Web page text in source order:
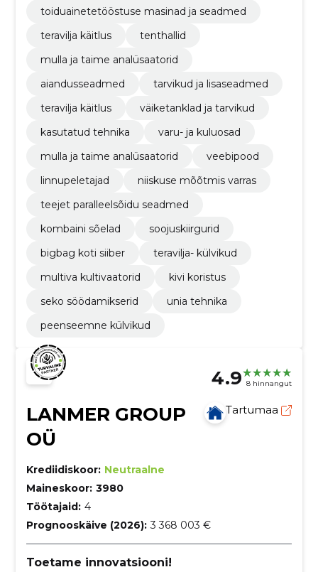
toiduainetetööstuse masinad ja seadmed
teravilja käitlus
tenthallid
mulla ja taime analüsaatorid
aiandusseadmed
tarvikud ja lisaseadmed
teravilja käitlus
väiketanklad ja tarvikud
kasutatud tehnika
varu- ja kuluosad
mulla ja taime analüsaatorid
veebipood
linnupeletajad
niiskuse mõõtmis varras
teejet paralleelsõidu seadmed
kombaini sõelad
soojuskiirgurid
bigbag koti siiber
teravilja- külvikud
multiva kultivaatorid
kivi koristus
seko söödamikserid
unia tehnika
peenseemne külvikud
4.9 8 hinnangut
LANMER GROUP
OÜ
Tartumaa
Krediidiskoor: Neutraalne
Maineskoor: 3980
Töötajaid: 4
Prognooskäive (2026): 3 368 003 €
Toetame innovatsiooni!